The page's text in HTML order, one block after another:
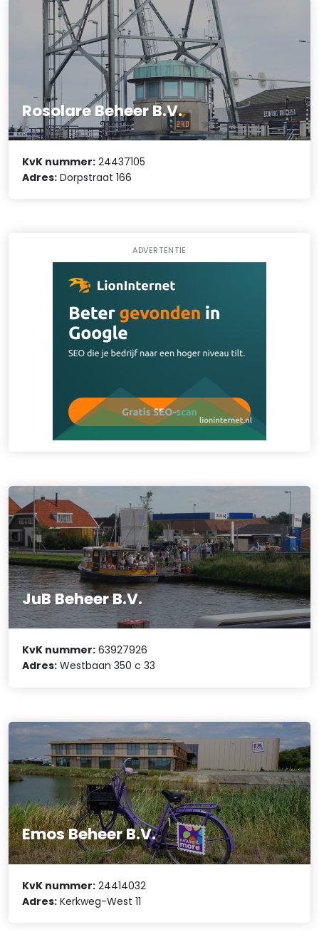
Rosolare Beheer B.V.
KvK nummer: 24437105
Adres: Dorpstraat 166
ADVERTENTIE
JuB Beheer B.V.
KvK nummer: 63927926
Adres: Westbaan 350 c 33
Emos Beheer B.V.
KvK nummer: 24414032
Adres: Kerkweg-West 11